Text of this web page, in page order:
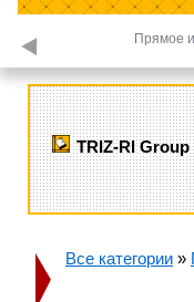
Прямое
TRIZ-RI Group
Все категории »